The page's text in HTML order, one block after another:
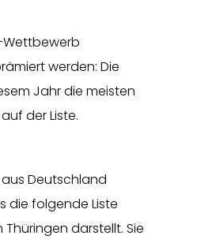
Wettbewerb
werden: Die
Jahr die meisten
der Liste.
Deutschland
die folgende Liste
darstellt. Sie